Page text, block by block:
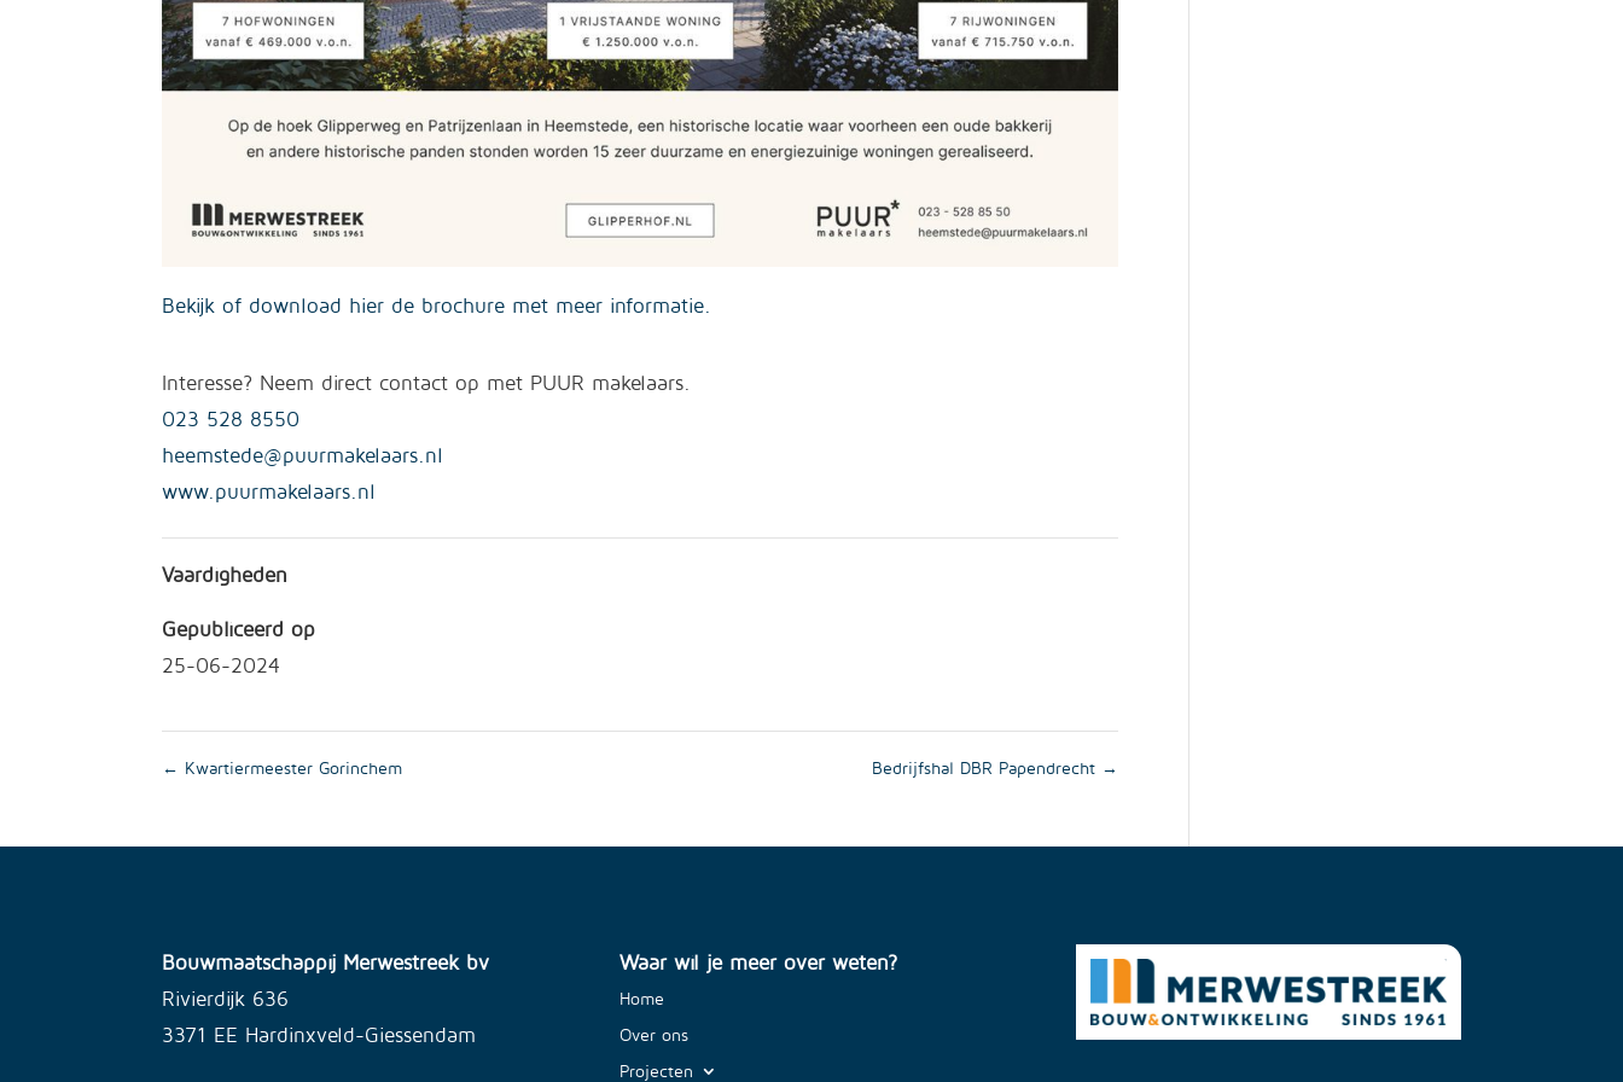
Bekijk of download hier de brochure met meer informatie.
Interesse? Neem direct contact op met PUUR makelaars.
023 528 8550
heemstede@puurmakelaars.nl
www.puurmakelaars.nl
Vaardigheden
Gepubliceerd op
25-06-2024
← Kwartiermeester Gorinchem Bedrijfshal DBR Papendrecht →
Bouwmaatschappij Merwestreek bv
Rivierdijk 636
3371 EE Hardinxveld-Giessendam
Waar wil je meer over weten?
Home
Over ons
Projecten